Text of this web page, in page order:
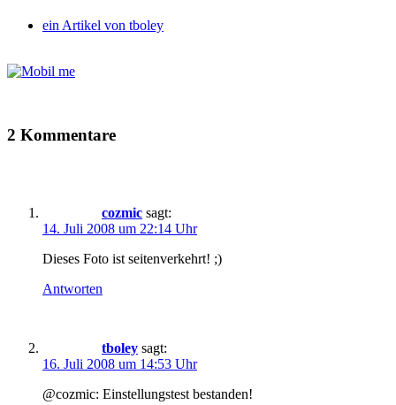
ein Artikel von tboley
2 Kommentare
cozmic sagt:
14. Juli 2008 um 22:14 Uhr
Dieses Foto ist seitenverkehrt! ;)
Antworten
tboley sagt:
16. Juli 2008 um 14:53 Uhr
@cozmic: Einstellungstest bestanden!